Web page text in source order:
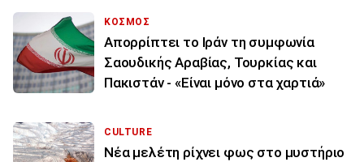
ΚΟΣΜΟΣ
Απορρίπτει το Ιράν τη συμφωνία
Σαουδικής Αραβίας, Τουρκίας και
Πακιστάν - «Είναι μόνο στα χαρτιά»
CULTURE
Νέα μελέτη ρίχνει φως στο μυστήριο